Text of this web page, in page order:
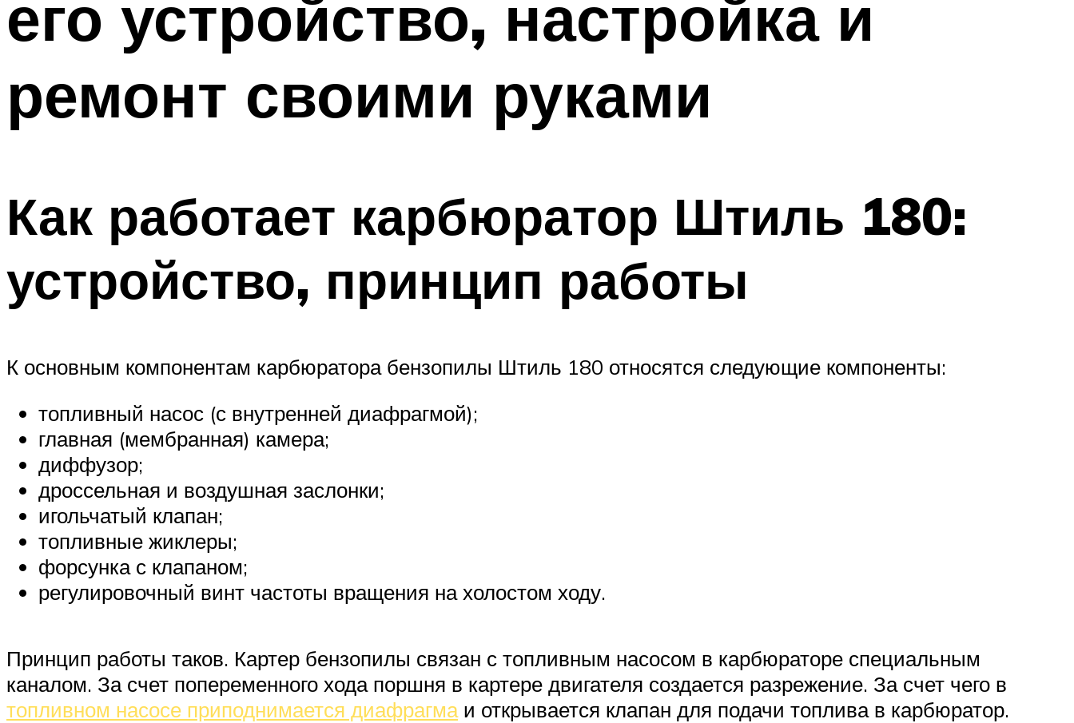
его устройство, настройка и
ремонт своими руками
Как работает карбюратор Штиль 180:
устройство, принцип работы
К основным компонентам карбюратора бензопилы Штиль 180 относятся следующие компоненты:
топливный насос (с внутренней диафрагмой);
главная (мембранная) камера;
диффузор;
дроссельная и воздушная заслонки;
игольчатый клапан;
топливные жиклеры;
форсунка с клапаном;
регулировочный винт частоты вращения на холостом ходу.
Принцип работы таков. Картер бензопилы связан с топливным насосом в карбюраторе специальным
каналом. За счет попеременного хода поршня в картере двигателя создается разрежение. За счет чего в
топливном насосе приподнимается диафрагмаи открывается клапан для подачи топлива в карбюратор.